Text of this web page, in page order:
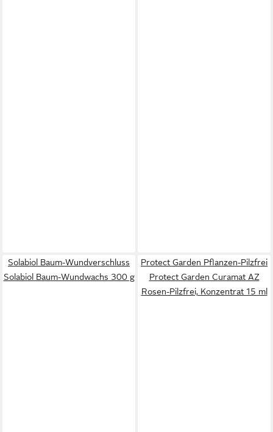
Solabiol Baum-Wundverschluss
Solabiol Baum-Wundwachs 300 g
Protect Garden Pflanzen-Pilzfrei
Protect Garden Curamat AZ
Rosen-Pilzfrei, Konzentrat 15 ml